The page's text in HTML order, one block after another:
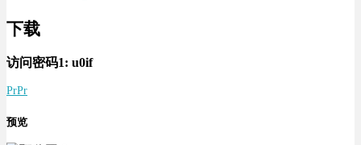
下载
访问密码1: u0if
PrPr
预览